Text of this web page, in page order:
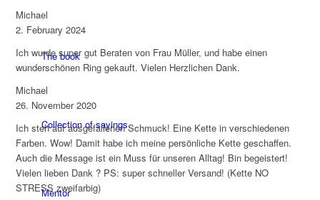
The book
Collection of sayings
Mentor
Michael
2. February 2024
Ich wurde super gut Beraten von Frau Müller, und habe einen
wunderschönen Ring gekauft. Vielen Herzlichen Dank.
Michael
26. November 2020
Ich steh auf ausgefallenen Schmuck! Eine Kette in verschiedenen
Farben. Wow! Damit habe ich meine persönliche Kette geschaffen.
Auch die Message ist ein Muss für unseren Alltag! Bin begeistert!
Vielen lieben Dank ? PS: super schneller Versand! (Kette NO
STRESS zweifarbig)